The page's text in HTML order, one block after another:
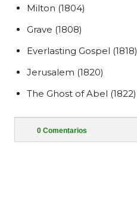
Milton (1804)
Grave (1808)
Everlasting Gospel (1818)
Jerusalem (1820)
The Ghost of Abel (1822)
0 Comentarios